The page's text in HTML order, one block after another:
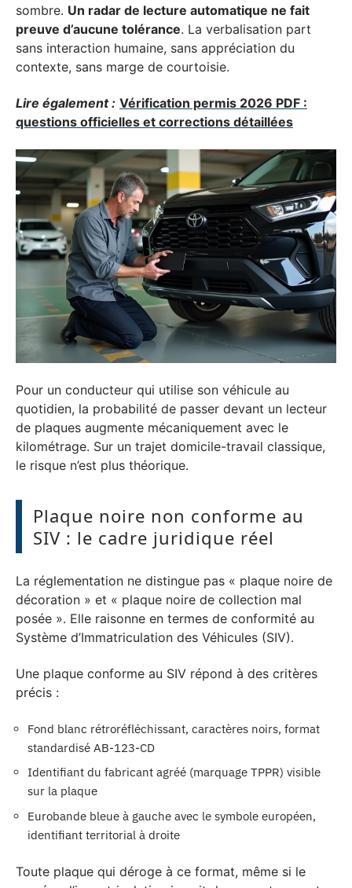
sombre. Un radar de lecture automatique ne fait
preuve d’aucune tolérance. La verbalisation part
sans interaction humaine, sans appréciation du
contexte, sans marge de courtoisie.
Lire également : Vérification permis 2026 PDF :
questions officielles et corrections détaillées
Pour un conducteur qui utilise son véhicule au
quotidien, la probabilité de passer devant un lecteur
de plaques augmente mécaniquement avec le
kilométrage. Sur un trajet domicile-travail classique,
le risque n’est plus théorique.
Plaque noire non conforme au
SIV : le cadre juridique réel
La réglementation ne distingue pas « plaque noire de
décoration » et « plaque noire de collection mal
posée ». Elle raisonne en termes de conformité au
Système d’Immatriculation des Véhicules (SIV).
Une plaque conforme au SIV répond à des critères
précis :
Fond blanc rétroréfléchissant, caractères noirs, format
standardisé AB-123-CD
Identifiant du fabricant agréé (marquage TPPR) visible
sur la plaque
Eurobande bleue à gauche avec le symbole européen,
identifiant territorial à droite
Toute plaque qui déroge à ce format, même si le